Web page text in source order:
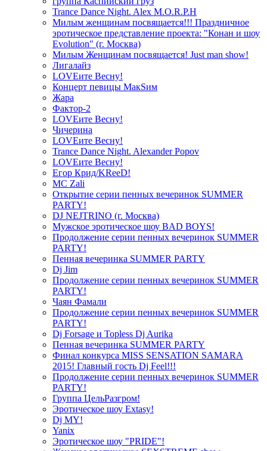
Trance Dance Night. Alex M.O.R.P.H
Милым женщинам посвящается!!! Праздничное
эротическое представление проекта: "Конан и шоу
Evolution" (г. Москва)
Милым Женщинам посвящается! Just man show!
Лигалайз
LOVEите Весну!
Концерт певицы МакSим
Жара
Фактор-2
LOVEите Весну!
Чичерина
LOVEите Весну!
Trance Dance Night. Alexander Popov
LOVEите Весну!
Егор Крид/KReeD!
MC Zali
Открытие серии пенных вечеринок SUMMER
PARTY!
DJ NEJTRINO (г. Москва)
Мужское эротическое шоу BAD BOYS!
Продолжение серии пенных вечеринок SUMMER
PARTY!
Пенная вечеринка SUMMER PARTY
Dj Jim
Продолжение серии пенных вечеринок SUMMER
PARTY!
Чаян Фамали
Продолжение серии пенных вечеринок SUMMER
PARTY!
Dj Forsage и Topless Dj Aurika
Пенная вечеринка SUMMER PARTY
Финал конкурса MISS SENSATION SAMARA
2015! Главный гость Dj Feel!!!
Продолжение серии пенных вечеринок SUMMER
PARTY!
Группа ЦельРазгром!
Эротическое шоу Extasy!
Dj MY!
Yanix
Эротическое шоу "PRIDE"!